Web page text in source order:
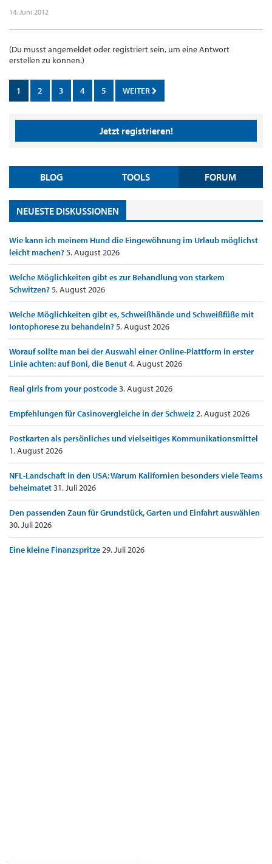
14. Juni 2012
(Du musst angemeldet oder registriert sein, um eine Antwort
erstellen zu können.)
1 2 3 4 5 WEITER
Jetzt registrieren!
BLOG TOOLS FORUM
NEUESTE DISKUSSIONEN
Wie kann ich meinem Hund die Eingewöhnung im Urlaub möglichst
leicht machen?5. August 2026
Welche Möglichkeiten gibt es zur Behandlung von starkem
Schwitzen?5. August 2026
Welche Möglichkeiten gibt es, Schweißhände und Schweißfüße mit
Iontophorese zu behandeln?5. August 2026
Worauf sollte man bei der Auswahl einer Online-Plattform in erster
Linie achten: auf Boni, die Benut4. August 2026
Real girls from your postcode3. August 2026
Empfehlungen für Casinovergleiche in der Schweiz2. August 2026
Postkarten als persönliches und vielseitiges Kommunikationsmittel
1. August 2026
NFL-Landschaft in den USA: Warum Kalifornien besonders viele Teams
beheimatet31. Juli 2026
Den passenden Zaun für Grundstück, Garten und Einfahrt auswählen
30. Juli 2026
Eine kleine Finanzspritze29. Juli 2026